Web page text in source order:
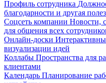
Профиль сотрудника
благодарности и другая
Соцсеть компании Новости,
для общения всех
Онлайн-доски
визуализации идей
Коллабы Пространства для
клиентами
Календарь Планирование